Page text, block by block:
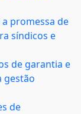
promessa de
síndicos e
de garantia e
gestão
de